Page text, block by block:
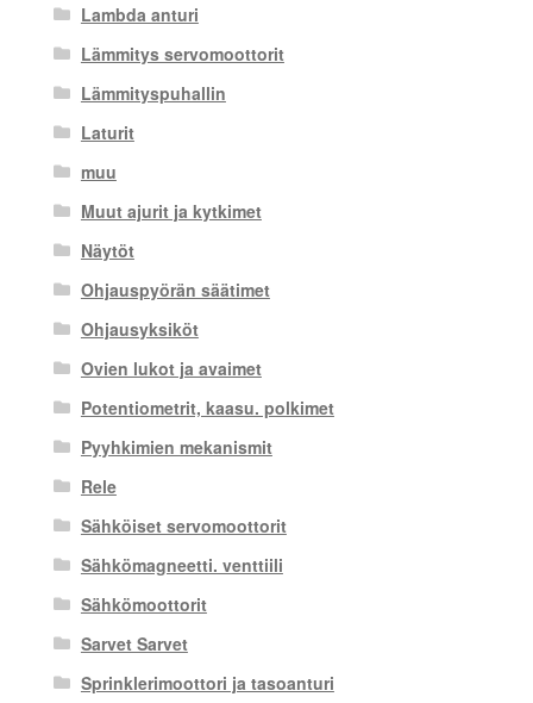
Lambda anturi
Lämmitys servomoottorit
Lämmityspuhallin
Laturit
muu
Muut ajurit ja kytkimet
Näytöt
Ohjauspyörän säätimet
Ohjausyksiköt
Ovien lukot ja avaimet
Potentiometrit, kaasu. polkimet
Pyyhkimien mekanismit
Rele
Sähköiset servomoottorit
Sähkömagneetti. venttiili
Sähkömoottorit
Sarvet Sarvet
Sprinklerimoottori ja tasoanturi